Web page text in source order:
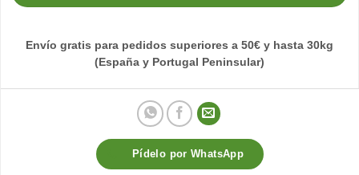
Envío gratis para pedidos superiores a 50€ y hasta 30kg
(España y Portugal Peninsular)
Pídelo por WhatsApp